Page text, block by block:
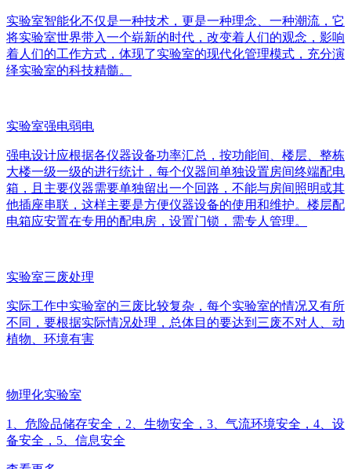
实验室智能化不仅是一种技术，更是一种理念、一种潮流，它
将实验室世界带入一个崭新的时代，改变着人们的观念，影响
着人们的工作方式，体现了实验室的现代化管理模式，充分演
绎实验室的科技精髓。
实验室强电弱电
强电设计应根据各仪器设备功率汇总，按功能间、楼层、整栋
大楼一级一级的进行统计，每个仪器间单独设置房间终端配电
箱，且主要仪器需要单独留出一个回路，不能与房间照明或其
他插座串联，这样主要是方便仪器设备的使用和维护。楼层配
电箱应安置在专用的配电房，设置门锁，需专人管理。
实验室三废处理
实际工作中实验室的三废比较复杂，每个实验室的情况又有所
不同，要根据实际情况处理，总体目的要达到三废不对人、动
植物、环境有害
物理化实验室
1、危险品储存安全，2、生物安全，3、气流环境安全，4、设
备安全，5、信息安全